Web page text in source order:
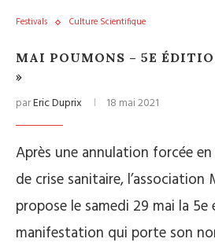
Festivals Culture Scientifique
MAI POUMONS – 5E
»
parEric Duprix 18 mai 2021
Après une annulation forcée
de crise sanitaire, l’association
propose le samedi 29 mai la
manifestation qui porte son